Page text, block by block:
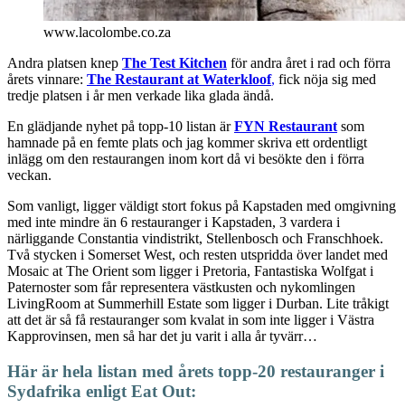
www.lacolombe.co.za
Andra platsen knep The Test Kitchen för andra året i rad och förra
årets vinnare: The Restaurant at Waterkloof, fick nöja sig med
tredje platsen i år men verkade lika glada ändå.
En glädjande nyhet på topp-10 listan ärFYN Restaurant som
hamnade på en femte plats och jag kommer skriva ett ordentligt
inlägg om den restaurangen inom kort då vi besökte den i förra
veckan.
Som vanligt, ligger väldigt stort fokus på Kapstaden med omgivning
med inte mindre än 6 restauranger i Kapstaden, 3 vardera i
närliggande Constantia vindistrikt, Stellenbosch och Franschhoek.
Två stycken i Somerset West, och resten utspridda över landet med
Mosaic at The Orient som ligger i Pretoria, Fantastiska Wolfgat i
Paternoster som får representera västkusten och nykomlingen
LivingRoom at Summerhill Estate som ligger i Durban. Lite tråkigt
att det är så få restauranger som kvalat in som inte ligger i Västra
Kapprovinsen, men så har det ju varit i alla år tyvärr…
Här är hela listan med årets topp-20 restauranger i
Sydafrika enligt Eat Out: